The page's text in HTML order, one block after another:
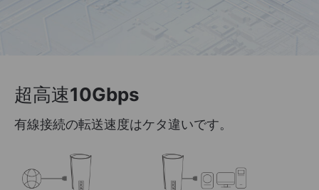
超高速10Gbps
有線接続の転送速度はケタ違いです。